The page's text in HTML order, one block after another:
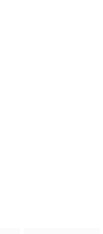
奇” 《传奇故事》栏目
排忧解难，通过节目告诉
解 优酷头部古装大剧定制角